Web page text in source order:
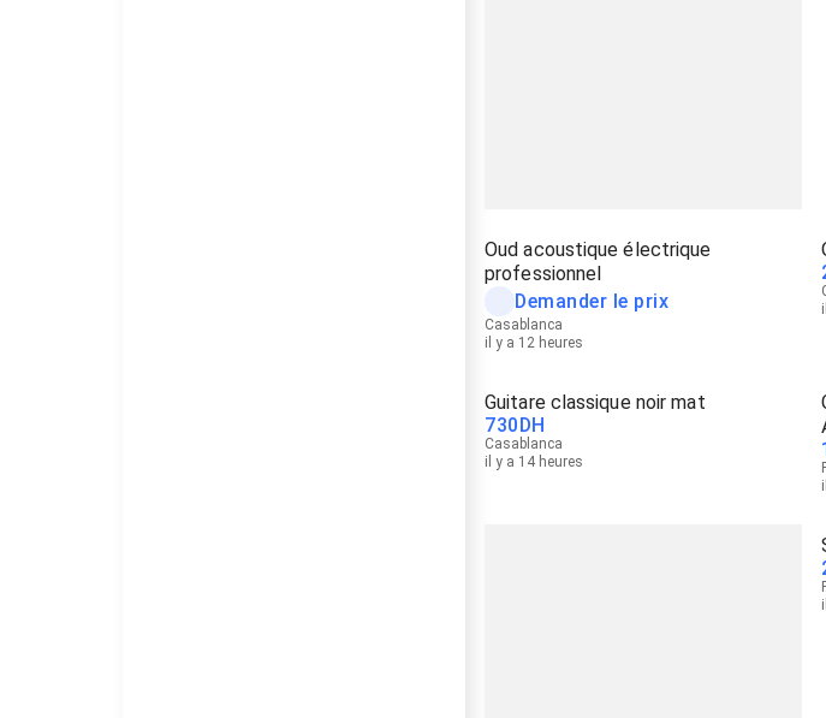
Oud acoustique électrique
professionnel
Demander le prix
Casablanca
il y a 12 heures
Guitare classique noir mat
730DH
Casablanca
il y a 14 heures